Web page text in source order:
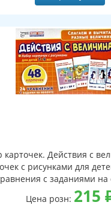
карточек. Действия с
с рисунками для
уравнения с
Цена розн: 215